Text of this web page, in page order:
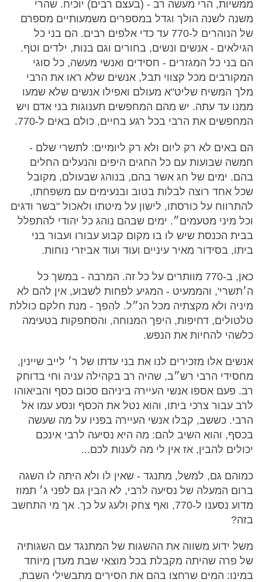
ממשיות, הרי מעשה רב - (בעצם רבים) יוכיח. שהרי
משנה לשנה הולך וגדל במספרים משמעותיים מספרם
של הנוהרים ל-770 עד כדי אלפים רבים. הם בני כל
הגילאים - אנשים ונשים, בחורים וגם בנות, ילדים וטף.
הם בני כל המגזרים - חסידים ואנשי מעשה, כל סוגי
המקורבים מכל קצווי תבל, אנשים שלא ראו את הרבי
מלך המשיח שליט"א מעולם ואפילו אנשים שלא שמעו
ממנו עד עתה. יש מהם המחפשים תענוגות בני אדם ויש
המחפשים את הרבי בכל רגע בחיים, כולם באים ל-770.
הם באים לא רק ליום ולא רק ליומיים: לתשרי שלם -
חמשה שבועות עם כל החגים היפים והנעלים החלים
בהם. ימים של חג אשר בהם, בנוהג שבעולם, מקובל
שכל אחד רוצה לבלות בטוב ובנעימים עם משפחתו,
להתרווח על כורסתו, לישון על מיטתו ולאכול "בשר ודגים
וכל מיני מטעמים״. ימים שבהם נוהג כל יהודי להתפלל
בבית הכנסת שיש לו בו מקום קבוע עבורו ועבור בני
ביתו, בסידור מאיר עיניים ועוד ועוד אביזרי נוחות.
כאן, ב-770 מוותרים על כל זה. המרבה - במשך כל
ה׳תשרי', והממעיט - המגיע לפחות לשבוע, אין להם לא
מיניה ולא מקצתיה מכל הנ״ל. להפך - מנת חלקם כוללת
טלטולים, דחיפות, היפך המנוחה, והסתפקות בטעימה
כלשהי להחיות את הנפש.
אנשים אלו מזכירים לנו את בני עדתו של ר׳ לייב שיינין,
מחסידי הרבי רש״ב, שהיה רב בקהילה עניה וחי בדוחק
רב. פעם אספו אנשי העיירה ביניהם סכום כסף והביאוהו
לרב עבור צרכי ביתו, והוא נטל את הכסף ונסע עמו אל
הרבי. כששב, קבלו אנשי העיירה בפניו על מה שעשה
בכסף, והוא השיב להם: מה היא נסיעה לרבי אינכם
יכולים להבין, אז אין לי מה לענות לכם...
כמוהם גם, למשל, מתנגד - שאין לו ולא היתה לו השגה
ברום המעלה של נסיעה לרבי, לא הבין גם לפני ג׳ תמוז
מדוע נסענו ל-770, ואף צחק ולעג על כך. אך מי התחשב
בזה?
משל ידוע משווה את ההשגות של המתנגד עם השגותיה
של פרה שהיתה מקבלת בכל מוצאי שבת מעדן מיוחד
במינו: המים שרחצו בהם את הסירים מתבשילי השבת,